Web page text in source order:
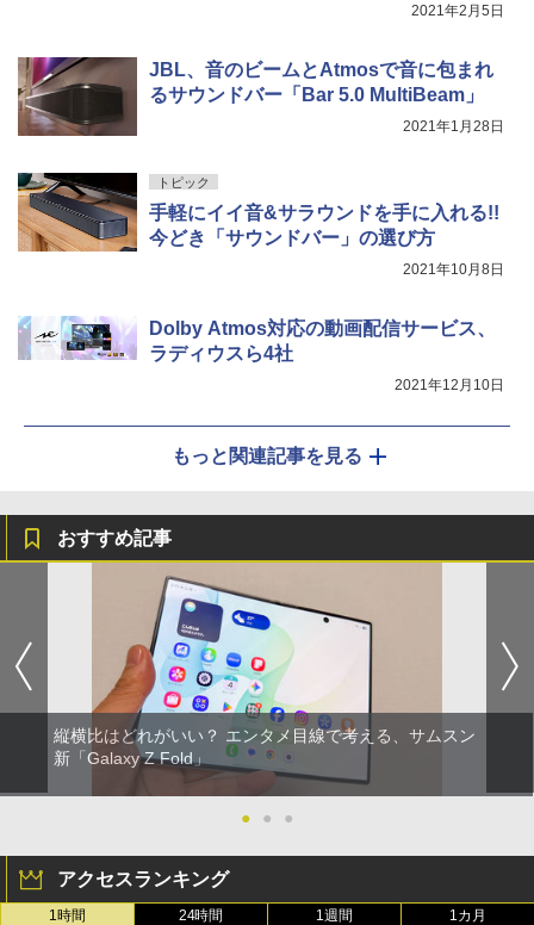
2021年2月5日
JBL、音のビームとAtmosで音に包まれ
るサウンドバー「Bar 5.0 MultiBeam」
2021年1月28日
トピック
手軽にイイ音&サラウンドを手に入れる!!
今どき「サウンドバー」の選び方
2021年10月8日
Dolby Atmos対応の動画配信サービス、
ラディウスら4社
2021年12月10日
もっと関連記事を見る
おすすめ記事
縦横比はどれがいい？ エンタメ目線で考える、サムスン
新「Galaxy Z Fold」
● ● ●
アクセスランキング
1時間 24時間 1週間 1カ月